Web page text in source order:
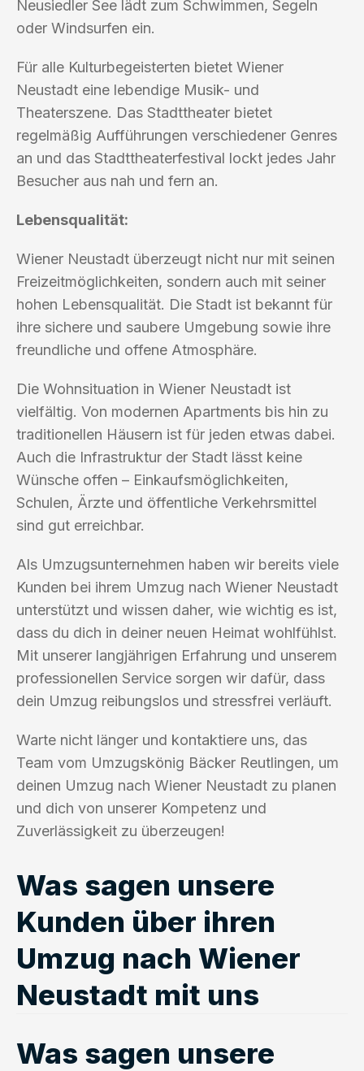
Neusiedler See lädt zum Schwimmen, Segeln
oder Windsurfen ein.
Für alle Kulturbegeisterten bietet Wiener
Neustadt eine lebendige Musik- und
Theaterszene. Das Stadttheater bietet
regelmäßig Aufführungen verschiedener Genres
an und das Stadttheaterfestival lockt jedes Jahr
Besucher aus nah und fern an.
Lebensqualität:
Wiener Neustadt überzeugt nicht nur mit seinen
Freizeitmöglichkeiten, sondern auch mit seiner
hohen Lebensqualität. Die Stadt ist bekannt für
ihre sichere und saubere Umgebung sowie ihre
freundliche und offene Atmosphäre.
Die Wohnsituation in Wiener Neustadt ist
vielfältig. Von modernen Apartments bis hin zu
traditionellen Häusern ist für jeden etwas dabei.
Auch die Infrastruktur der Stadt lässt keine
Wünsche offen – Einkaufsmöglichkeiten,
Schulen, Ärzte und öffentliche Verkehrsmittel
sind gut erreichbar.
Als Umzugsunternehmen haben wir bereits viele
Kunden bei ihrem Umzug nach Wiener Neustadt
unterstützt und wissen daher, wie wichtig es ist,
dass du dich in deiner neuen Heimat wohlfühlst.
Mit unserer langjährigen Erfahrung und unserem
professionellen Service sorgen wir dafür, dass
dein Umzug reibungslos und stressfrei verläuft.
Warte nicht länger und kontaktiere uns, das
Team vom Umzugskönig Bäcker Reutlingen, um
deinen Umzug nach Wiener Neustadt zu planen
und dich von unserer Kompetenz und
Zuverlässigkeit zu überzeugen!
Was sagen unsere
Kunden über ihren
Umzug nach Wiener
Neustadt mit uns
Was sagen unsere